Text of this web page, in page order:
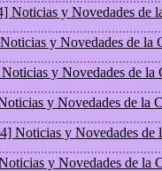
Noticias y Novedades de
y Novedades de la
y Novedades de la
y Novedades de la
Noticias y Novedades de
y Novedades de la